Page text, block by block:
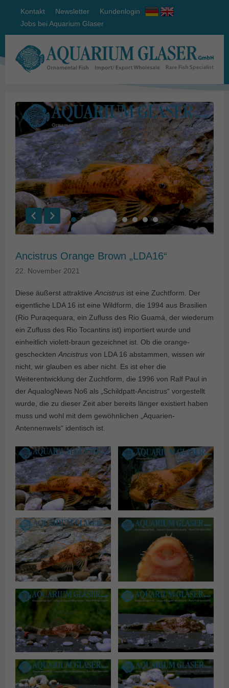
Kontakt Newsletter
Kundenlogin
Jobs bei Aquarium Glaser
Ancistrus Orange Brown „LDA16“
22. November 2021
Diese äußerst attraktive Ancistrus ist eine Zuchtform. Der
eigentliche LDA 16 ist eine Wildform, die 1994 aus Brasilien
(Rio Puraqequara, ein Zufluss des Rio Guamá, der wiederum
ein Zufluss des Rio Tocantins ist) importiert wurde und
einheitlich violett-braun gezeichnet ist. Ob die orange-
gescheckten Ancistrus von LDA 16 abstammen, wissen wir
nicht, wir glauben es aber nicht. Es ist eher die
Weiterentwicklung der Zuchtform, die 1996 von Ralf Paul in
der AqualogNews No6 als „Schildpatt-Ancistrus“ vorgestellt
wurde, die zu dieser Zeit aber bereits länger existiert haben
muss und wohl mit dem gewöhnlichen „Aquarien-
Antennenwels“ identisch ist.